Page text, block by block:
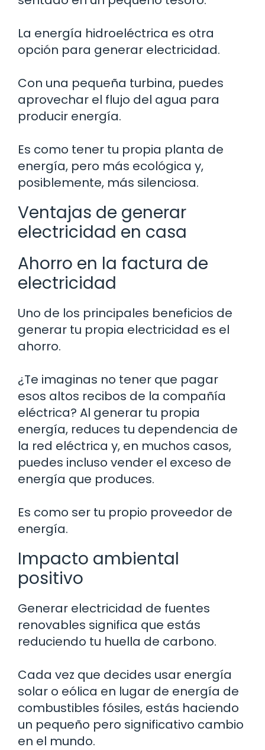
La energía hidroeléctrica es otra
opción para generar electricidad.
Con una pequeña turbina, puedes
aprovechar el flujo del agua para
producir energía.
Es como tener tu propia planta de
energía, pero más ecológica y,
posiblemente, más silenciosa.
Ventajas de generar
electricidad en casa
Ahorro en la factura de
electricidad
Uno de los principales beneficios de
generar tu propia electricidad es el
ahorro.
¿Te imaginas no tener que pagar
esos altos recibos de la compañía
eléctrica? Al generar tu propia
energía, reduces tu dependencia de
la red eléctrica y, en muchos casos,
puedes incluso vender el exceso de
energía que produces.
Es como ser tu propio proveedor de
energía.
Impacto ambiental
positivo
Generar electricidad de fuentes
renovables significa que estás
reduciendo tu huella de carbono.
Cada vez que decides usar energía
solar o eólica en lugar de energía de
combustibles fósiles, estás haciendo
un pequeño pero significativo cambio
en el mundo.